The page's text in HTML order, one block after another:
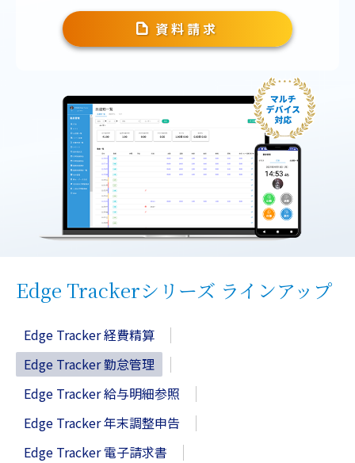
資料請求
Edge Trackerシリーズ ラインアップ
Edge Tracker 経費精算
Edge Tracker 勤怠管理
Edge Tracker 給与明細参照
Edge Tracker 年末調整申告
Edge Tracker 電子請求書